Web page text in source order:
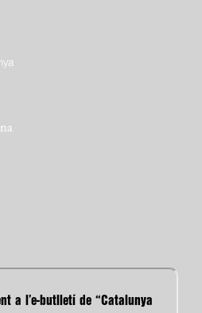
a l’e-butlletí de “Catalunya